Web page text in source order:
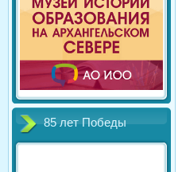
85 лет Победы